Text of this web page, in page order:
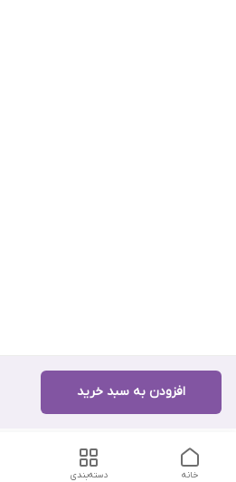
افزودن به سبد خرید
دسته‌بندی خانه